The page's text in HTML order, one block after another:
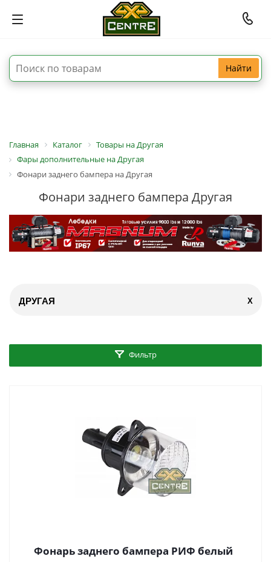
Найти
Главная Каталог
Товары на Другая
Фары дополнительные на Другая
Фонари заднего бампера на Другая
Фонари заднего бампера Другая
ДРУГАЯ X
Фильтр
Фонарь заднего бампера РИФ белый